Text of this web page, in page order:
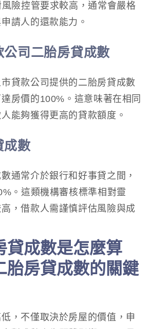
險控管要求較高，通常會嚴格
請人的還款能力。
司二胎房貸成數
貸款公司提供的二胎房貸成數
房價的100%。這意味著在相同
能夠獲得更高的貸款額度。
成數
通常介於銀行和好事貸之間，
。這類機構審核標準相對靈
，借款人需謹慎評估風險與成
貸成數是怎麼算
胎房貸成數的關鍵
，不僅取決於房屋的價值，申